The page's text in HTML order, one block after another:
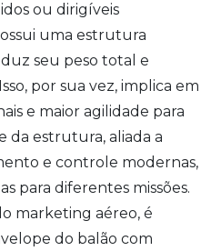
ou dirigíveis
uma estrutura
seu peso total e
por sua vez, implica em
e maior agilidade para
da estrutura, aliada a
e controle modernas,
para diferentes missões.
marketing aéreo, é
do balão com